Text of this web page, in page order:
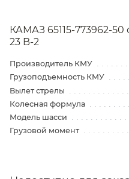
КАМАЗ 65115-773962-
23 B-2
Производитель КМУ
Грузоподъемность КМУ
Вылет стрелы
Колесная формула
Модель шасси
Грузовой момент